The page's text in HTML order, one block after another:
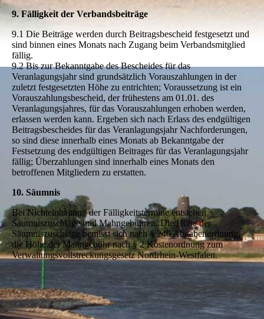
9. Fälligkeit der Verbandsbeiträge
9.1 Die Beiträge werden durch Beitragsbescheid festgesetzt und
sind binnen eines Monats nach Zugang beim Verbandsmitglied
fällig.
9.2 Bis zur Bekanntgabe des Bescheides für das
Veranlagungsjahr sind grundsätzlich Vorauszahlungen in der
zuletzt festgesetzten Höhe zu entrichten; Voraussetzung ist ein
Vorauszahlungsbescheid, der frühestens am 01.01. des
Veranlagungsjahres, für das Vorauszahlungen erhoben werden,
erlassen werden kann. Ergeben sich nach Erlass des endgültigen
Beitragsbescheides für das Veranlagungsjahr Nachforderungen,
so sind diese innerhalb eines Monats ab Bekanntgabe der
Festsetzung des endgültigen Beitrages für das Veranlagungsjahr
fällig; Überzahlungen sind innerhalb eines Monats den
betroffenen Mitgliedern zu erstatten.
10. Säumnis
Bei Nichteinhaltung der Fälligkeitstermine entstehen
Säumniszuschläge und Mahngebühren. Die Höhe der
Säumniszuschläge bemisst sich nach § 240 Abgabenordnung,
die Höhe der Mahngebühr nach § 2 Kostenordnung zum
Verwaltungsvollstreckungsgesetz Nordrhein-Westfalen.